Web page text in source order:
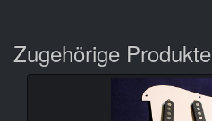
Zugehörige Produkte